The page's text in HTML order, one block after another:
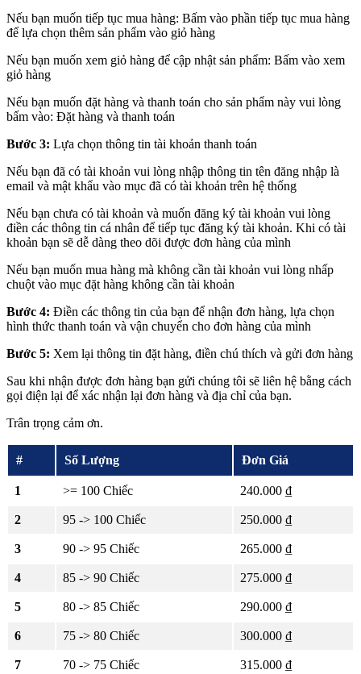
Nếu bạn muốn tiếp tục mua hàng: Bấm vào phần tiếp tục mua hàng
để lựa chọn thêm sản phẩm vào giỏ hàng
Nếu bạn muốn xem giỏ hàng để cập nhật sản phẩm: Bấm vào xem
giỏ hàng
Nếu bạn muốn đặt hàng và thanh toán cho sản phẩm này vui lòng
bấm vào: Đặt hàng và thanh toán
Bước 3: Lựa chọn thông tin tài khoản thanh toán
Nếu bạn đã có tài khoản vui lòng nhập thông tin tên đăng nhập là
email và mật khẩu vào mục đã có tài khoản trên hệ thống
Nếu bạn chưa có tài khoản và muốn đăng ký tài khoản vui lòng
điền các thông tin cá nhân để tiếp tục đăng ký tài khoản. Khi có tài
khoản bạn sẽ dễ dàng theo dõi được đơn hàng của mình
Nếu bạn muốn mua hàng mà không cần tài khoản vui lòng nhấp
chuột vào mục đặt hàng không cần tài khoản
Bước 4: Điền các thông tin của bạn để nhận đơn hàng, lựa chọn
hình thức thanh toán và vận chuyển cho đơn hàng của mình
Bước 5: Xem lại thông tin đặt hàng, điền chú thích và gửi đơn hàng
Sau khi nhận được đơn hàng bạn gửi chúng tôi sẽ liên hệ bằng cách
gọi điện lại để xác nhận lại đơn hàng và địa chỉ của bạn.
Trân trọng cảm ơn.
# Số Lượng Đơn Giá
1 >= 100 Chiếc 240.000 ₫
2 95 -> 100 Chiếc 250.000 ₫
3 90 -> 95 Chiếc 265.000 ₫
4 85 -> 90 Chiếc 275.000 ₫
5 80 -> 85 Chiếc 290.000 ₫
6 75 -> 80 Chiếc 300.000 ₫
7 70 -> 75 Chiếc 315.000 ₫